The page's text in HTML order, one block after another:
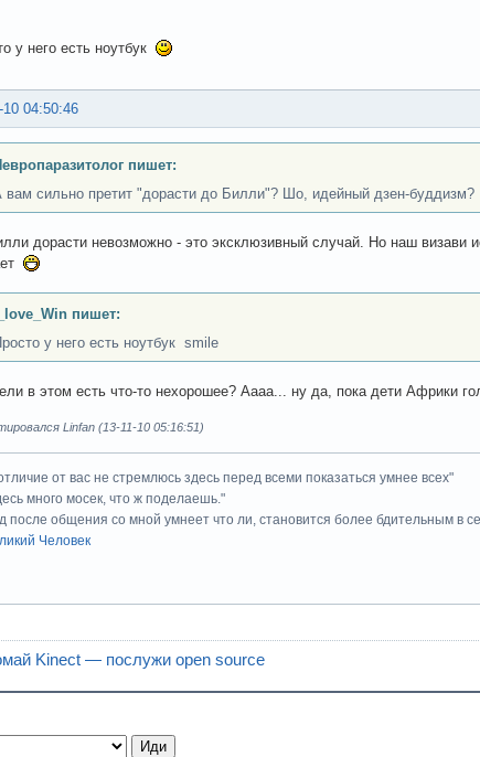
у него есть ноутбук
10 04:50:46
пишет:
вам сильно претит "дорасти до Билли"? Шо, идейный дзен-буддизм?
дорасти невозможно - это эксклюзивный случай. Но наш визави
I_love_Win пишет:
у него есть ноутбук smile
в этом есть что-то нехорошее? Аааа... ну да, пока дети Африки
Linfan (13-11-10 05:16:51)
от вас не стремлюсь здесь перед всеми показаться умнее всех"
много мосек, что ж поделаешь."
после общения со мной умнеет что ли, становится более бдительным в
Человек
Kinect — послужи open source